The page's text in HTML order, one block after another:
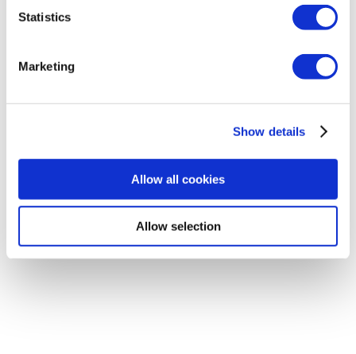
Statistics
Marketing
Show details
Allow all cookies
Allow selection
(VTOPTIONS)
https://arcadiabimsystem.com/-
windows--cad-software-